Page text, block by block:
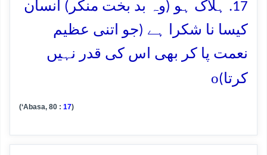
17. ہلاک ہو (وہ بد بخت منکر) انسان
کیسا نا شکرا ہے (جو اتنی عظیم
نعمت پا کر بھی اس کی قدر نہیں
کرتا)o
(‘Abasa, 80 : 17)